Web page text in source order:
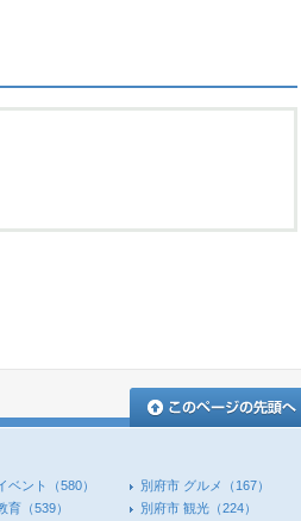
ベント （580） 別府市 グルメ
（167）
育 （539） 別府市 観光 （224）